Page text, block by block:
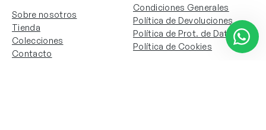
Sobre nosotros
Tienda
Colecciones
Contacto
Condiciones Generales
Política de Devoluciones
Política de Prot. de Datos
Política de Cookies